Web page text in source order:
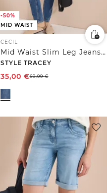
-50%
MID WAIST
CECIL
Mid Waist Slim Leg Jeans im Casual Fit
STYLE TRACEY
35,00 €69,99€